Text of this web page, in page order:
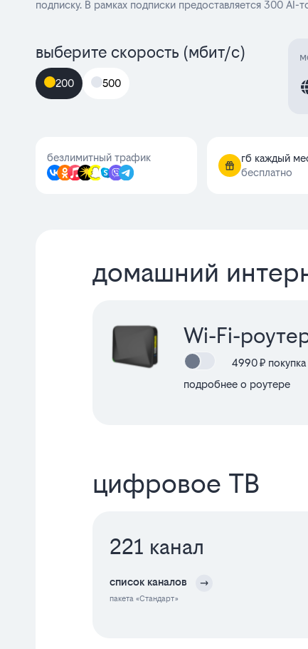
подписку. В рамках подписки предоставляется 300 AI-
выберите скорость (мбит/с)
200 500
безлимитный трафик
гб каждый
бесплатно
домашний
Wi-Fi-
4990₽ покупка
подробнее о роутере
цифровое ТВ
221 канал
список каналов
пакета «Стандарт»